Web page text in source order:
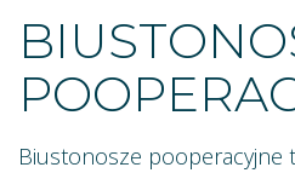
Biustonosze pooperacyjne